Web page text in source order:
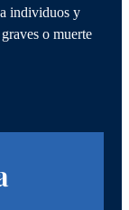
individuos y
o muerte